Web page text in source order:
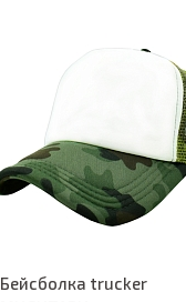
Бейсболка trucker